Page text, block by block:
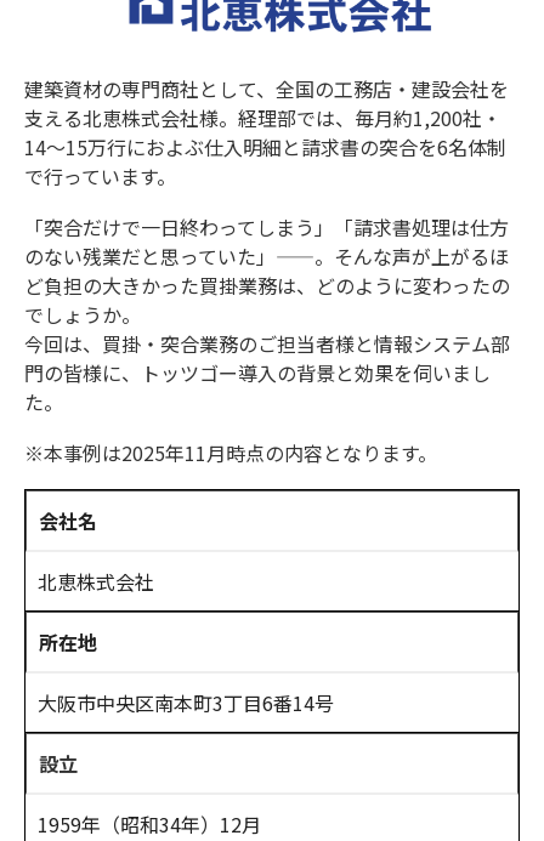
建築資材の専門商社として、全国の工務店・建設会社を
支える北恵株式会社様。経理部では、毎月約1,200社・
14〜15万行におよぶ仕入明細と請求書の突合を6名体制
で行っています。
「突合だけで一日終わってしまう」「請求書処理は仕方
のない残業だと思っていた」——。そんな声が上がるほ
ど負担の大きかった買掛業務は、どのように変わったの
でしょうか。
今回は、買掛・突合業務のご担当者様と情報システム部
門の皆様に、トッツゴー導入の背景と効果を伺いまし
た。
※本事例は2025年11月時点の内容となります。
会社名
北恵株式会社
所在地
大阪市中央区南本町3丁目6番14号
設立
1959年（昭和34年）12月